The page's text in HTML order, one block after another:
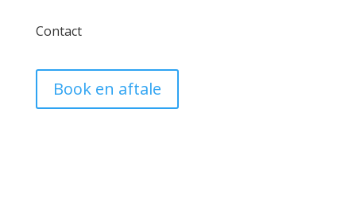
Contact
Book en aftale